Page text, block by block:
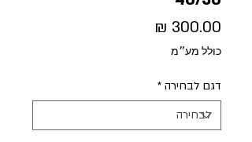
כולל מע״מ
דגם לבחירה *